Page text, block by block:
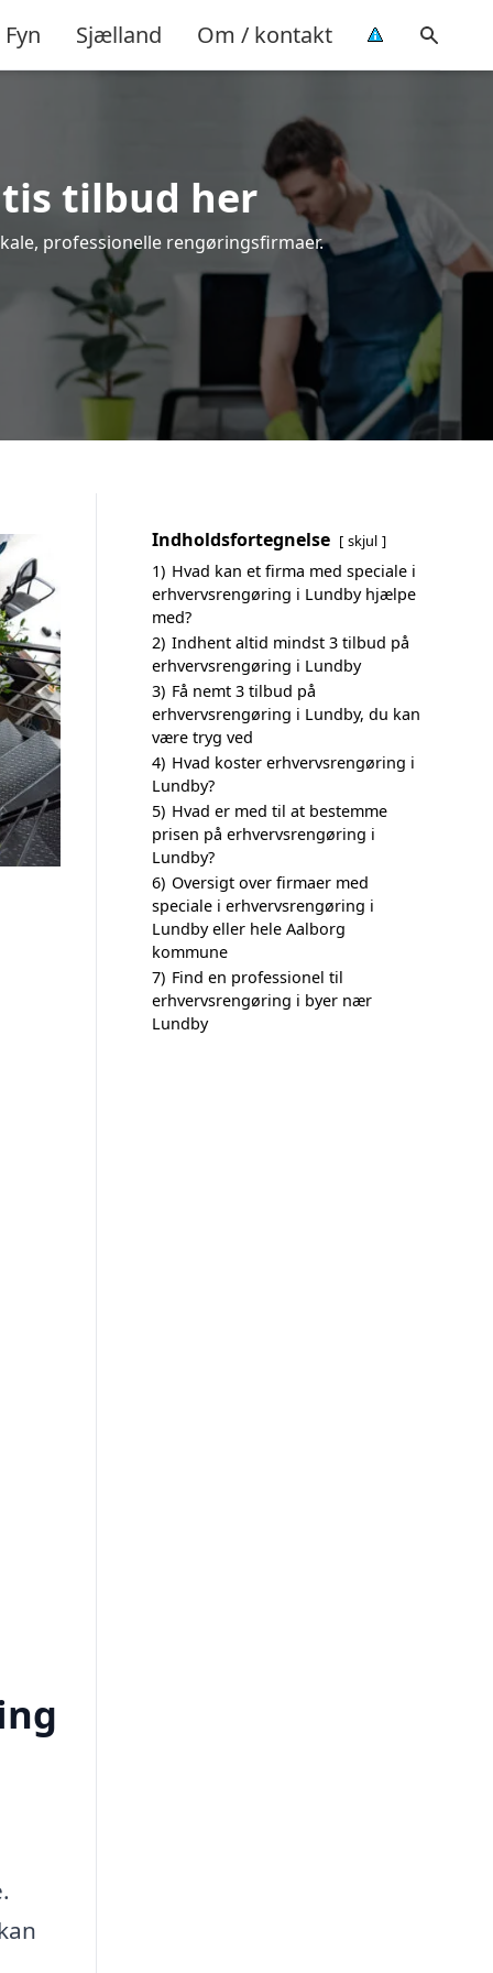
Fyn Sjælland Om / kontakt
tilbud her
professionelle rengøringsfirmaer.
Indholdsfortegnelse skjul
1) Hvad kan et firma med speciale i
erhvervsrengøring i Lundby hjælpe
med?
2) Indhent altid mindst 3 tilbud på
erhvervsrengøring i Lundby
3) Få nemt 3 tilbud på
erhvervsrengøring i Lundby, du kan
være tryg ved
4) Hvad koster erhvervsrengøring i
Lundby?
5) Hvad er med til at bestemme
prisen på erhvervsrengøring i
Lundby?
6) Oversigt over firmaer med
speciale i erhvervsrengøring i
Lundby eller hele Aalborg
kommune
7) Find en professionel til
erhvervsrengøring i byer nær
Lundby